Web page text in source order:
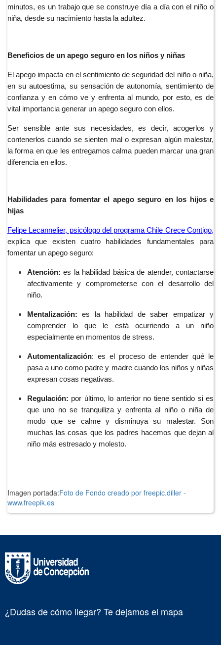
minutos, es un trabajo que se construye día a día con el niño o
niña, desde su nacimiento hasta la adultez.
Beneficios de un apego seguro en los niños y niñas
El apego impacta en el sentimiento de seguridad del niño o niña,
en su autoestima, su sensación de autonomía, sentimiento de
confianza y en cómo ve y enfrenta al mundo, por esto, es de
vital importancia generar un apego seguro con ellos.
Ser sensible ante sus necesidades, es decir, acogerlos y
contenerlos cuando se sienten mal o expresan algún malestar,
la forma en que les entregamos calma pueden marcar una gran
diferencia en ellos.
Habilidades para fomentar el apego seguro en los hijos e
hijas
Felipe Lecannelier, psicólogo del programa Chile Crece Contigo,
explica que existen cuatro habilidades fundamentales para
fomentar un apego seguro:
Atención: es la habilidad básica de atender, contactarse
afectivamente y comprometerse con el desarrollo del
niño.
Mentalización: es la habilidad de saber empatizar y
comprender lo que le está ocurriendo a un niño
especialmente en momentos de stress.
Automentalización: es el proceso de entender qué le
pasa a uno como padre y madre cuando los niños y niñas
expresan cosas negativas.
Regulación: por último, lo anterior no tiene sentido si es
que uno no se tranquiliza y enfrenta al niño o niña de
modo que se calme y disminuya su malestar. Son
muchas las cosas que los padres hacemos que dejan al
niño más estresado y molesto.
Imagen portada:Foto de Fondo creado por freepic.diller -
www.freepik.es
¿Dudas de cómo llegar? Te dejamos el mapa